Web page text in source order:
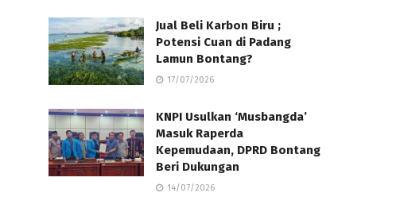
Jual Beli Karbon Biru ;
Potensi Cuan di Padang
Lamun Bontang?
17/07/2026
KNPI Usulkan ‘Musbangda’
Masuk Raperda
Kepemudaan, DPRD Bontang
Beri Dukungan
14/07/2026